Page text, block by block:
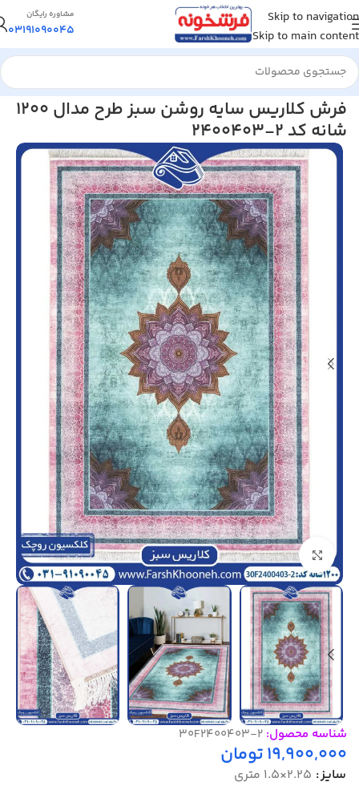
Skip to navigation
Skip to main content
مشاوره رایگان
03191090045
خانه/فرش کلاریس
فرش کلاریس سایه روشن سبز طرح مدال 1200
شانه کد 2-2400403
بزرگنمایی تصویر
شناسه محصول: 30F2400403-2
19,900,000تومان
سایز 2.25×1.5 متری